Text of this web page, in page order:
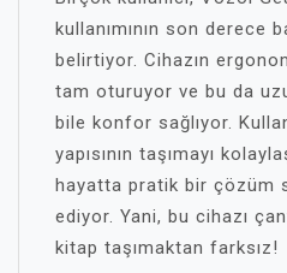
kullanımının son derece
belirtiyor. Cihazın
tam oturuyor ve bu da
bile konfor sağlıyor.
yapısının taşımayı
hayatta pratik bir çözüm
ediyor. Yani, bu cihazı
kitap taşımaktan farksız!